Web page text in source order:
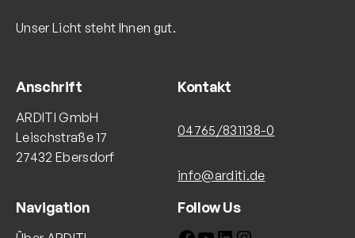
Unser Licht steht Ihnen gut.
Anschrift
ARDITI GmbH
Leischstraße 17
27432 Ebersdorf
Kontakt
04765/831138-0
info@arditi.de
Navigation Follow Us